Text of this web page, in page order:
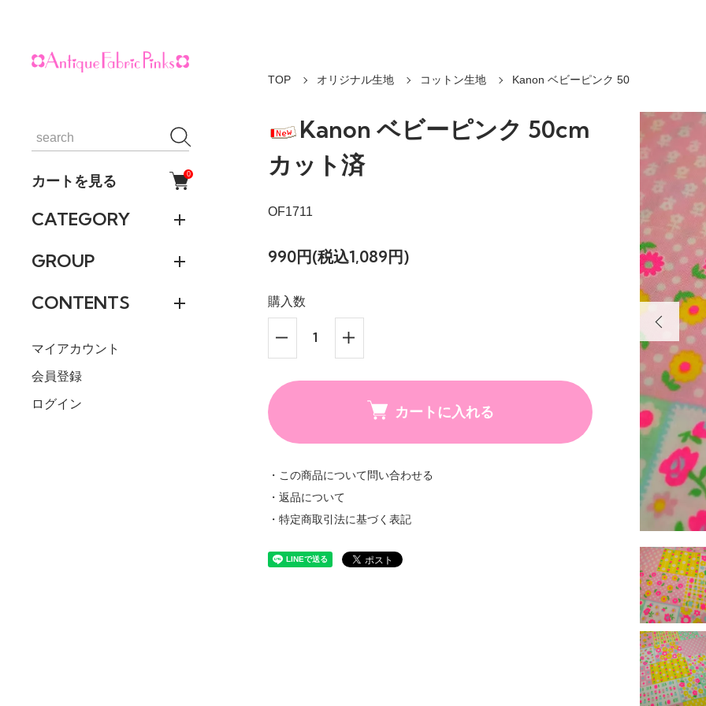
カートを見る 0
CATEGORY
GROUP
CONTENTS
マイアカウント
会員登録
ログイン
TOP オリジナル生地 コットン生地 Kanon ベビーピンク 50
Kanon ベビーピンク 50cm
カット済
OF1711
990円(税込1,089円)
購入数
カートに入れる
・この商品について問い合わせる
・返品について
・特定商取引法に基づく表記